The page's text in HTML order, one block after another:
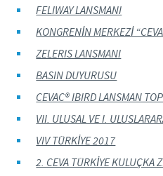
FELIWAY LANSMANI
KONGRENİN MERKEZİ
ZELERIS LANSMANI
BASIN DUYURUSU
CEVAC® IBIRD LANSMAN
VII. ULUSAL VE I.
VIV TÜRKİYE 2017
2. CEVA TÜRKİYE KULUÇKA